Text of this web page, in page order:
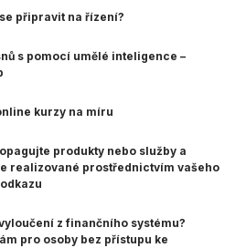
připravit na řízení?
s pomocí umělé inteligence –
kurzy na míru
produkty nebo služby a
realizované prostřednictvím vašeho
z finančního systému?
pro osoby bez přístupu ke